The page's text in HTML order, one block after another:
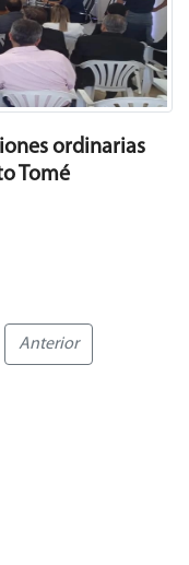
ordinarias
Tomé
Anterior